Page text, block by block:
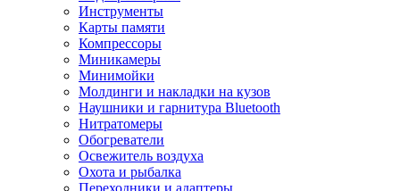
Инструменты
Карты памяти
Компрессоры
Миникамеры
Минимойки
Молдинги и накладки на кузов
Наушники и гарнитура Bluetooth
Нитратомеры
Обогреватели
Освежитель воздуха
Охота и рыбалка
Переходники и адаптеры